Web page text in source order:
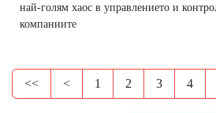
най-голям хаос в управлението и
компаниите
<< < 1 2 3 4